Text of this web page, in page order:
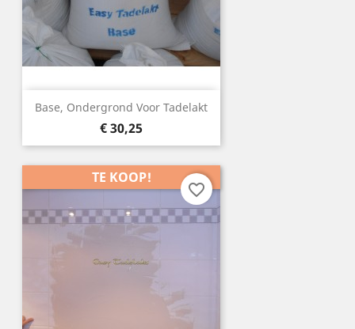
Base, Ondergrond Voor Tadelakt
Prijs
€ 30,25
TE KOOP!
favorite_border